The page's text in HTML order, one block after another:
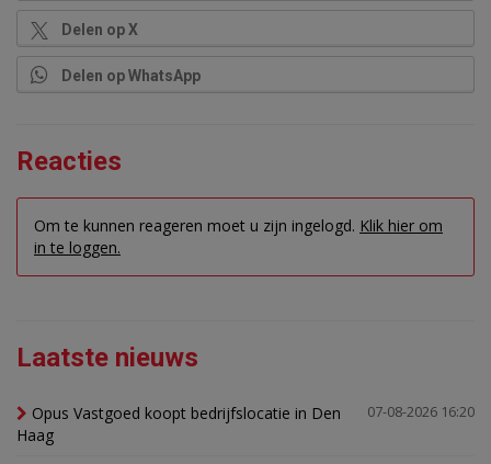
Delen op X
Delen op WhatsApp
Reacties
Om te kunnen reageren moet u zijn ingelogd. Klik hier om
in te loggen.
Laatste nieuws
07-08-2026 16:20
Opus Vastgoed koopt bedrijfslocatie in Den
Haag